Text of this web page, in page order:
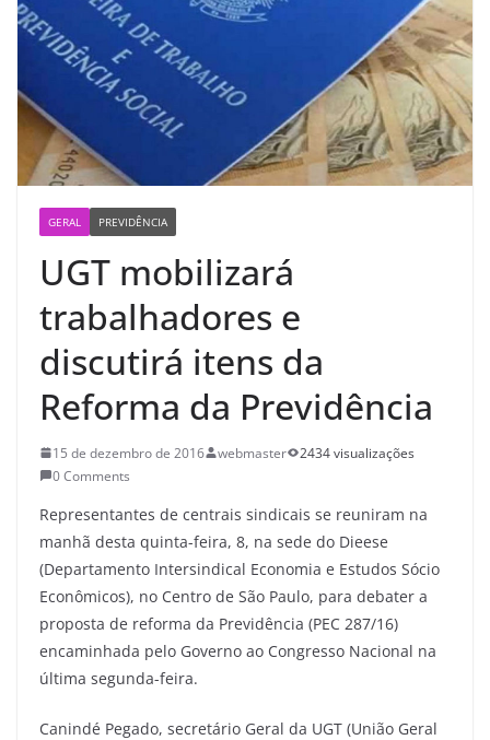
GERAL PREVIDÊNCIA
UGT mobilizará
trabalhadores e
discutirá itens da
Reforma da Previdência
15 de dezembro de 2016 webmaster
2434 visualizações
0 Comments
Representantes de centrais sindicais se reuniram na
manhã desta quinta-feira, 8, na sede do Dieese
(Departamento Intersindical Economia e Estudos Sócio
Econômicos), no Centro de São Paulo, para debater a
proposta de reforma da Previdência (PEC 287/16)
encaminhada pelo Governo ao Congresso Nacional na
última segunda-feira.
Canindé Pegado, secretário Geral da UGT (União Geral